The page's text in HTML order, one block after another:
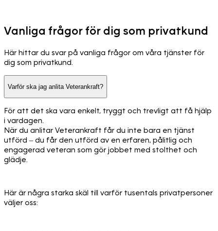
Vanliga frågor för dig som privatkund
Här hittar du svar på vanliga frågor om våra tjänster för
dig som privatkund.
Varför ska jag anlita Veterankraft?
För att det ska vara enkelt, tryggt och trevligt att få hjälp
i vardagen.
När du anlitar Veterankraft får du inte bara en tjänst
utförd – du får den utförd av en erfaren, pålitlig och
engagerad veteran som gör jobbet med stolthet och
glädje.
Här är några starka skäl till varför tusentals privatpersoner
väljer oss: